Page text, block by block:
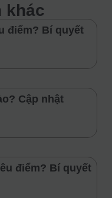
khác
điểm? Bí quyết
Cập nhật
điểm? Bí quyết